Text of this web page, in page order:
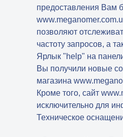
предоставления Вам
позволяют
частоту запросов, а
Ярлык "help" на
Вы получили новые
магазина
Кроме того, сайт
исключительно для
Техническое